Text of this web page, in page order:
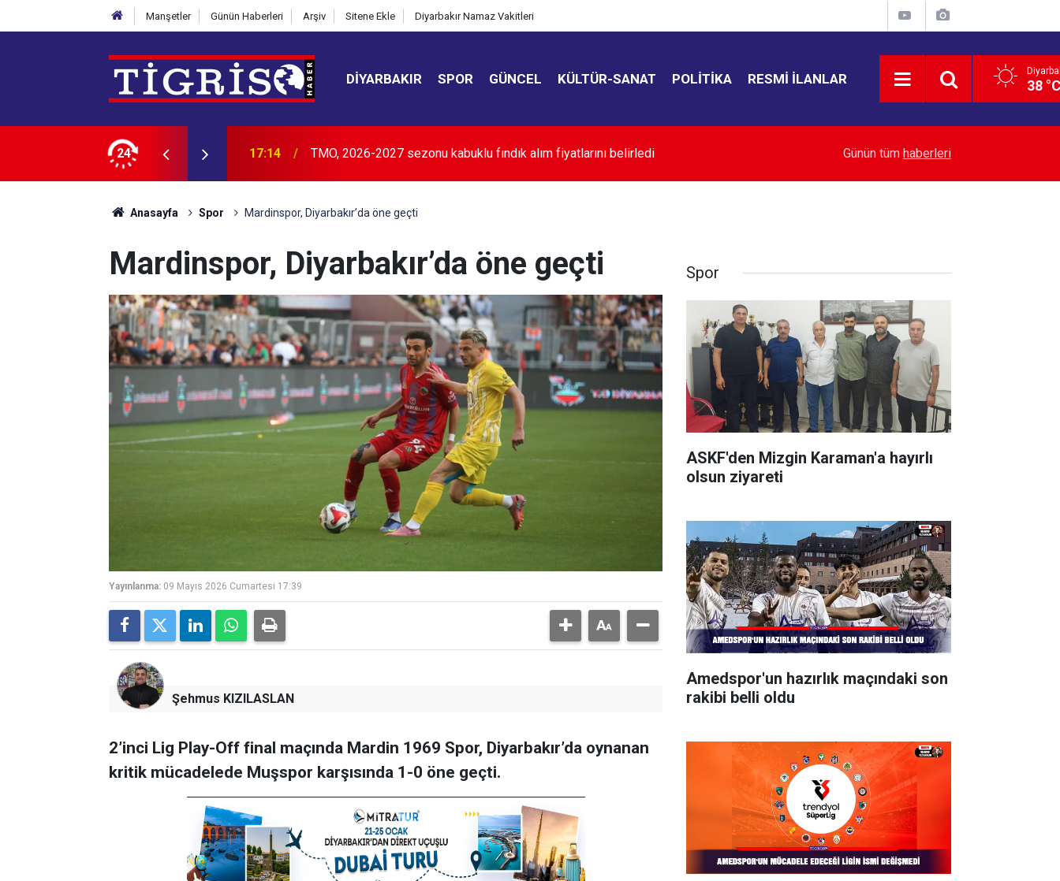
Manşetler Günün Haberleri Arşiv Sitene Ekle Diyarbakır Namaz Vakitleri
DIYARBAKIR SPOR GÜNCEL KÜLTÜR-SANAT POLITIKA RESMI İLANLAR 38
24
alım fiyatlarını belirledi 16:40 Dicle Devlet Hastanesi "C" rol grubu hastane statüsüne yükseltildi Ayşegül Doğan: “Yasa teklifi nihai çözüm değil,
Günün tüm haberleri
Anasayfa Spor Mardinspor, Diyarbakır’da öne geçti
Mardinspor, Diyarbakır’da öne geçti
Yayınlanma: 09 Mayıs 2026 Cumartesi 17:39
Şehmus KIZILASLAN
2’inci Lig Play-Off final maçında Mardin 1969 Spor, Diyarbakır’da oynanan
kritik mücadelede Muşspor karşısında 1-0 öne geçti.
Spor
ASKF'den Mizgin Karaman'a hayırlı
olsun ziyareti
Amedspor'un hazırlık maçındaki son
rakibi belli oldu